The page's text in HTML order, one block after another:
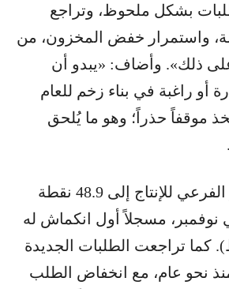
بشكل ملحوظ، وتراجع
واستمرار خفض المخزون، من
ذلك». وأضاف: «يبدو أن
أو راغبة في بناء زخم للعام
موقفاً حذراً؛ وهو ما يُلحق
وانخفض المؤشر الفرعي للإنتاج إلى 48.9 نقطة
في نوفمبر، مسجلاً أول انكماش له
كما تراجعت الطلبات الجديدة
نحو عام، مع انخفاض الطلب